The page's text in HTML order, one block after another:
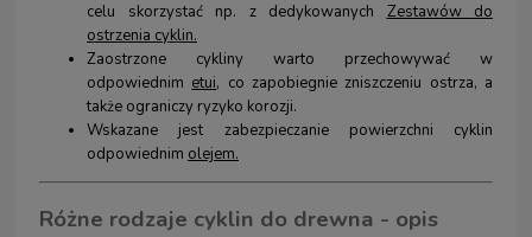
celu skorzystać np. z dedykowanych Zestawów do
ostrzenia cyklin.
Zaostrzone cykliny warto przechowywać w
odpowiednim etui, co zapobiegnie zniszczeniu ostrza, a
także ograniczy ryzyko korozji.
Wskazane jest zabezpieczanie powierzchni cyklin
odpowiednim olejem.
Różne rodzaje cyklin do drewna - opis